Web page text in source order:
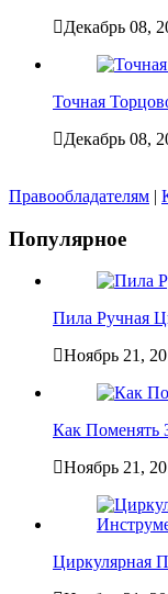
Декабрь 08,
Точная
Декабрь 08,
Правообладателям |
Популярное
Пила Ручная
Ноябрь 21,
Как Поменять
Ноябрь 21,
Циркулярная